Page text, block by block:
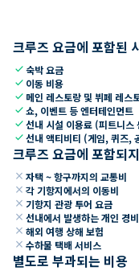
크루즈 요금에 포함된
check숙박 요금
check 이동 비용
check 메인 레스토랑 및 뷔페 레스
check쇼, 이벤트 등 엔터테인먼트
check선내 시설 이용료 (피트니
check선내 액티비티 (게임, 퀴즈,
크루즈 요금에 포함되
close 자택 ~ 항구까지의 교통비
close 각 기항지에서의 이동비
close 기항지 관광 투어 요금
close 선내에서 발생하는 개인 경
close 해외 여행 상해 보험
close 수하물 택배 서비스
별도로 부과되는 비용